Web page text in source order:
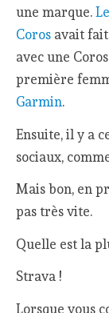
une marque.
Coros avait
avec une
première
Garmin.
Ensuite, il y a
sociaux,
Mais bon, en
pas très vite.
Quelle est la
Strava !
Lorsque vous